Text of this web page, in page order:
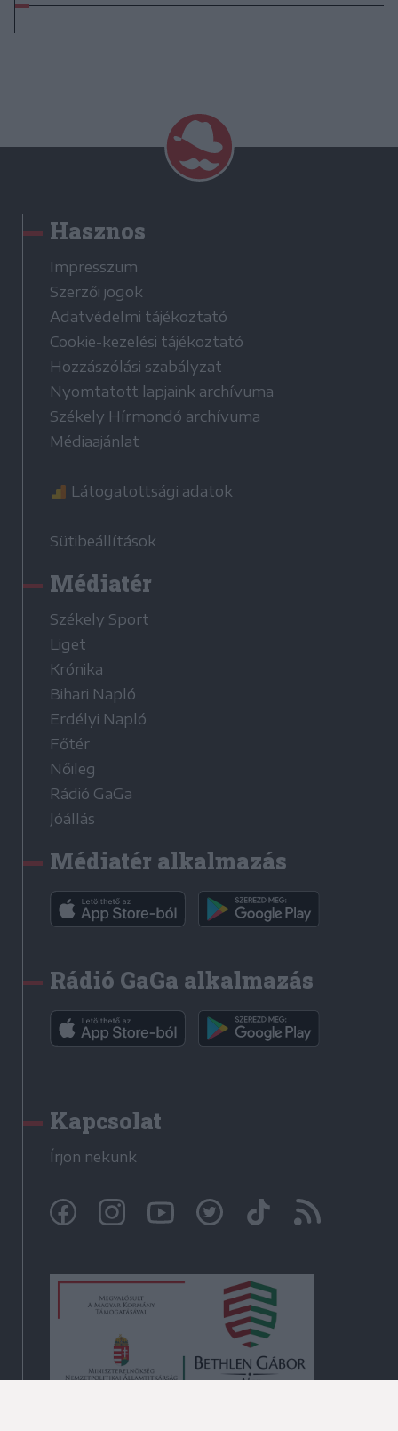
Hasznos
Impresszum
Szerzői jogok
Adatvédelmi tájékoztató
Cookie-kezelési tájékoztató
Hozzászólási szabályzat
Nyomtatott lapjaink archívuma
Székely Hírmondó archívuma
Médiaajánlat
Látogatottsági adatok
Sütibeállítások
Médiatér
Székely Sport
Liget
Krónika
Bihari Napló
Erdélyi Napló
Főtér
Nőileg
Rádió GaGa
Jóállás
Médiatér alkalmazás
Rádió GaGa alkalmazás
Kapcsolat
Írjon nekünk